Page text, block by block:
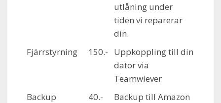
utlåning under
tiden vi reparerar
din.
Fjärrstyrning
150.-
Uppkoppling till din
dator via
Teamwiever
Backup
40.-
Backup till Amazon